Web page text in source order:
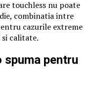
touchless nu poate
combinatia intre
cazurile extreme
calitate.
spuma pentru